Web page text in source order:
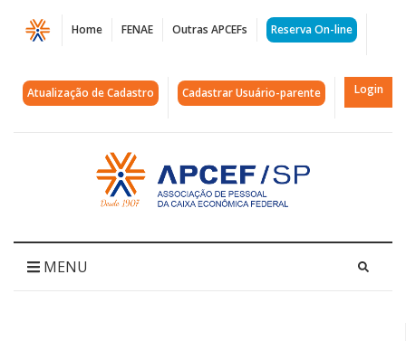
Página
Feriado
de
novembro:
dá
Home FENAE Outras APCEFs Reserva On-line
Atualização de Cadastro Cadastrar Usuário-parente Login
Acessar
página
inicial
MENU